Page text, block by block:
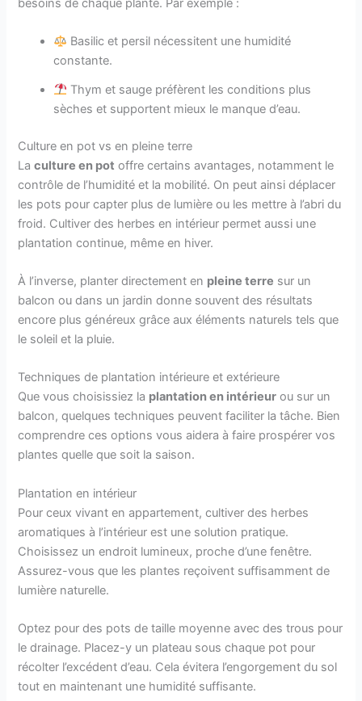
besoins de chaque plante. Par exemple :
Basilic et persil nécessitent une humidité
constante.
Thym et sauge préfèrent les conditions plus
sèches et supportent mieux le manque d’eau.
Culture en pot vs en pleine terre
Laculture en pot offre certains avantages, notamment le
contrôle de l’humidité et la mobilité. On peut ainsi déplacer
les pots pour capter plus de lumière ou les mettre à l’abri du
froid. Cultiver des herbes en intérieur permet aussi une
plantation continue, même en hiver.
À l’inverse, planter directement en pleine terre sur un
balcon ou dans un jardin donne souvent des résultats
encore plus généreux grâce aux éléments naturels tels que
le soleil et la pluie.
Techniques de plantation intérieure et extérieure
Que vous choisissiez la plantation en intérieur ou sur un
balcon, quelques techniques peuvent faciliter la tâche. Bien
comprendre ces options vous aidera à faire prospérer vos
plantes quelle que soit la saison.
Plantation en intérieur
Pour ceux vivant en appartement, cultiver des herbes
aromatiques à l’intérieur est une solution pratique.
Choisissez un endroit lumineux, proche d’une fenêtre.
Assurez-vous que les plantes reçoivent suffisamment de
lumière naturelle.
Optez pour des pots de taille moyenne avec des trous pour
le drainage. Placez-y un plateau sous chaque pot pour
récolter l’excédent d’eau. Cela évitera l’engorgement du sol
tout en maintenant une humidité suffisante.